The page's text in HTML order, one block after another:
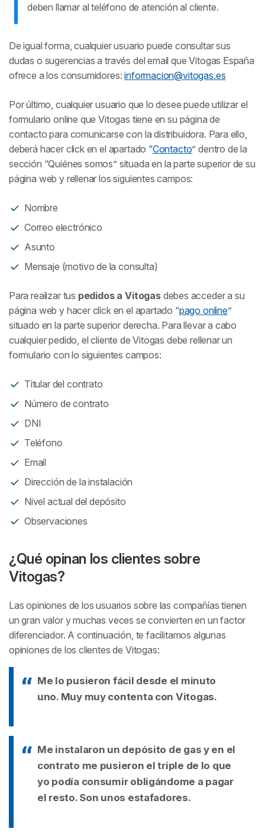
deben llamar al teléfono de atención al cliente.
De igual forma, cualquier usuario puede consultar sus
dudas o sugerencias a través del email que Vitogas España
ofrece a los consumidores:informacion@vitogas.es
Por último, cualquier usuario que lo desee puede utilizar el
formulario online que Vitogas tiene en su página de
contacto para comunicarse con la distribuidora. Para ello,
deberá hacer click en el apartado “Contacto” dentro de la
sección “Quiénes somos” situada en la parte superior de su
página web y rellenar los siguientes campos:
Nombre
Correo electrónico
Asunto
Mensaje (motivo de la consulta)
Para realizar tus pedidos a Vitogasdebes acceder a su
página web y hacer click en el apartado “pago online”
situado en la parte superior derecha. Para llevar a cabo
cualquier pedido, el cliente de Vitogas debe rellenar un
formulario con lo siguientes campos:
Titular del contrato
Número de contrato
DNI
Teléfono
Email
Dirección de la instalación
Nivel actual del depósito
Observaciones
¿Qué opinan los clientes sobre
Vitogas?
Las opiniones de los usuarios sobre las compañías tienen
un gran valor y muchas veces se convierten en un factor
diferenciador. A continuación, te facilitamos algunas
opiniones de los clientes de Vitogas:
Me lo pusieron fácil desde el minuto
uno. Muy muy contenta con Vitogas.
Me instalaron un depósito de gas y en el
contrato me pusieron el triple de lo que
yo podía consumir obligándome a pagar
el resto. Son unos estafadores.